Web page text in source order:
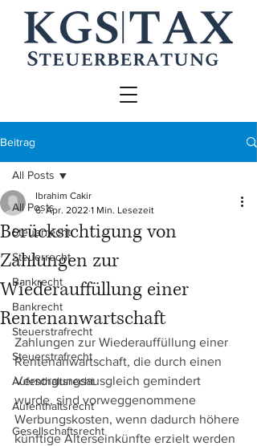
Beitrag
All Posts
Steuerrecht
Steuerrecht
Bankrecht
Bankrecht
Steuerstrafrecht
Steuerstrafrecht
Aufenthaltsrecht
Aufenthaltsrecht
Gesellschaftsrecht
All Posts
Berücksichtigung von
Zahlungen zur
Wiederauffüllung einer
Rentenanwartschaft
Ibrahim Cakir
6. Apr. 2022 1 Min. Lesezeit
Zahlungen zur Wiederauffüllung einer
Rentenanwartschaft, die durch einen
Versorgungsausgleich gemindert
wurde, sind vorweggenommene
Werbungskosten, wenn dadurch höhere
künftige Alterseinkünfte erzielt werden